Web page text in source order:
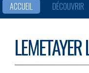
ACCUEIL DÉCOUVRIR